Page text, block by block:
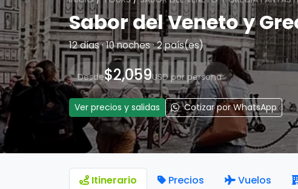
Sabor del Veneto y
12 días · 10 noches · 2 país(es)
Desde$2,059USD por persona
Ver precios y salidas Cotizar por WhatsApp
Itinerario Precios Vuelos